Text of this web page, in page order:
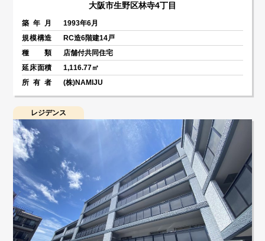
大阪市生野区林寺4丁目
築年月
1993年6月
規模構造
RC造6階建14戸
種類
店舗付共同住宅
延床面積
1,116.77㎡
所有者
(株)NAMIJU
レジデンス